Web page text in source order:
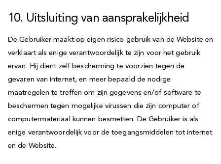
10. Uitsluiting van aansprakelijkheid
De Gebruiker maakt op eigen risico gebruik van de Website en
verklaart als enige verantwoordelijk te zijn voor het gebruik
ervan. Hij dient zelf bescherming te voorzien tegen de
gevaren van internet, en meer bepaald de nodige
maatregelen te treffen om zijn gegevens en/of software te
beschermen tegen mogelijke virussen die zijn computer of
computermateriaal kunnen besmetten. De Gebruiker is als
enige verantwoordelijk voor de toegangsmiddelen tot internet
en de Website.